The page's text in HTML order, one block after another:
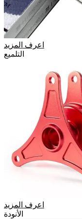
اعرف المزيد
التلميع
اعرف المزيد
الأنودة